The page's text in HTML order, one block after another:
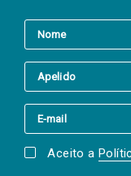
Aceito a